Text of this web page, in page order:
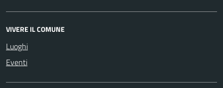
VIVERE IL COMUNE
Luoghi
Eventi